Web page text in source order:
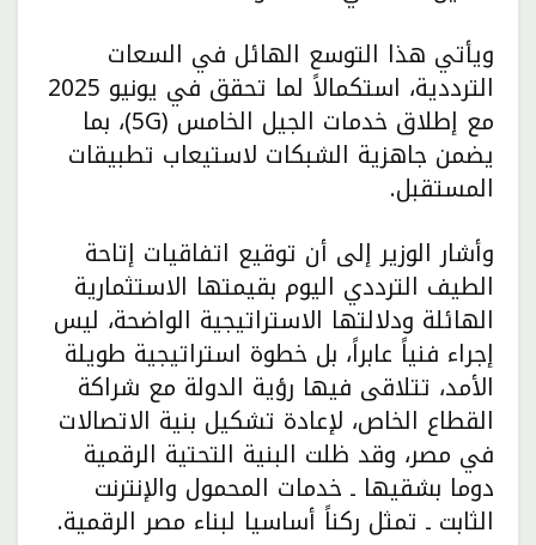
ويأتي هذا التوسع الهائل في السعات
الترددية، استكمالاً لما تحقق في يونيو 2025
مع إطلاق خدمات الجيل الخامس (5G)، بما
يضمن جاهزية الشبكات لاستيعاب تطبيقات
المستقبل.
وأشار الوزير إلى أن توقيع اتفاقيات إتاحة
الطيف الترددي اليوم بقيمتها الاستثمارية
الهائلة ودلالتها الاستراتيجية الواضحة، ليس
إجراء فنياً عابراً، بل خطوة استراتيجية طويلة
الأمد، تتلاقى فيها رؤية الدولة مع شراكة
القطاع الخاص، لإعادة تشكيل بنية الاتصالات
في مصر، وقد ظلت البنية التحتية الرقمية
دوما بشقيها ـ خدمات المحمول والإنترنت
الثابت ـ تمثل ركناً أساسيا لبناء مصر الرقمية.